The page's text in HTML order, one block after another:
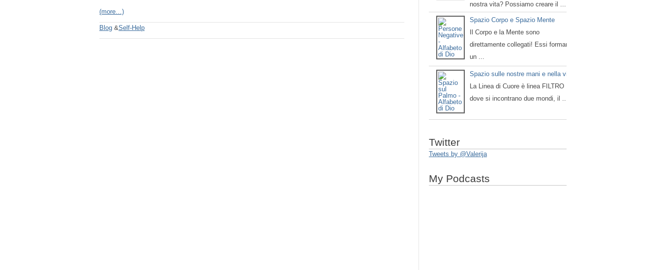
(more…)
Blog &Self-Help
nostra vita? Possiamo creare il ...
Spazio Corpo e Spazio Mente
Il Corpo e la Mente sono
direttamente collegati! Essi formano
un ...
Spazio sulle nostre mani e nella vita
La Linea di Cuore è linea FILTRO
dove si incontrano due mondi, il ...
Twitter
Tweets by @Valerija
My Podcasts